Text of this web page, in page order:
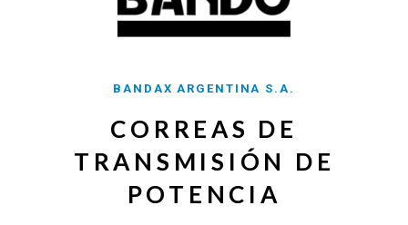
BANDAX ARGENTINA S.A.
CORREAS DE
TRANSMISIÓN DE
POTENCIA